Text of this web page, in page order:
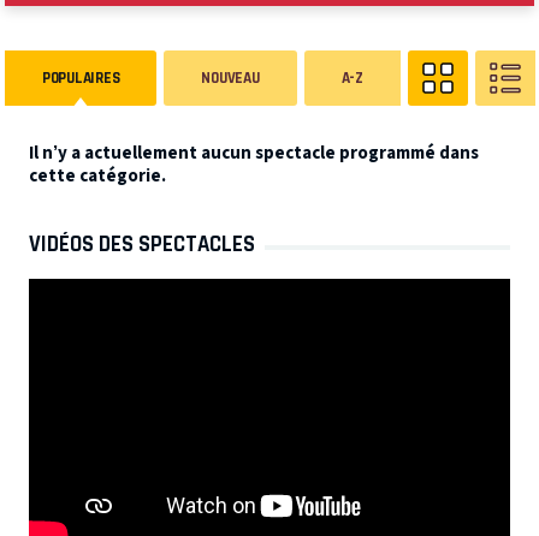
POPULAIRES NOUVEAU A-Z
Il n’y a actuellement aucun spectacle programmé dans
cette catégorie.
VIDÉOS DES SPECTACLES